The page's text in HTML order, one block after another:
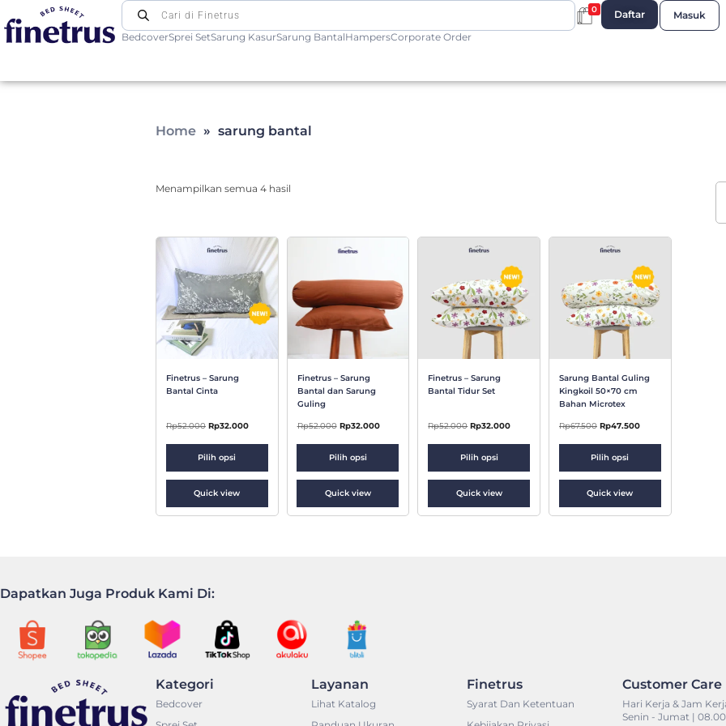
0 Daftar
Masuk
BedcoverSprei SetSarung KasurSarung BantalHampersCorporate Order
Home » sarung bantal
Menampilkan semua 4 hasil
Finetrus – Sarung
Bantal Cinta
Rp52.000 Rp32.000
Pilih opsi
Quick view
Finetrus – Sarung
Bantal dan Sarung
Guling
Rp52.000 Rp32.000
Pilih opsi
Quick view
Finetrus – Sarung
Bantal Tidur Set
Rp52.000 Rp32.000
Pilih opsi
Quick view
Sarung Bantal Guling
Kingkoil 50×70 cm
Bahan Microtex
Rp67.500 Rp47.500
Pilih opsi
Quick view
Dapatkan Juga Produk Kami Di:
Kategori
Bedcover
Layanan
Lihat Katalog
Finetrus
Syarat Dan Ketentuan
Customer Care
Hari Kerja & Jam
Senin - Jumat | 08.00